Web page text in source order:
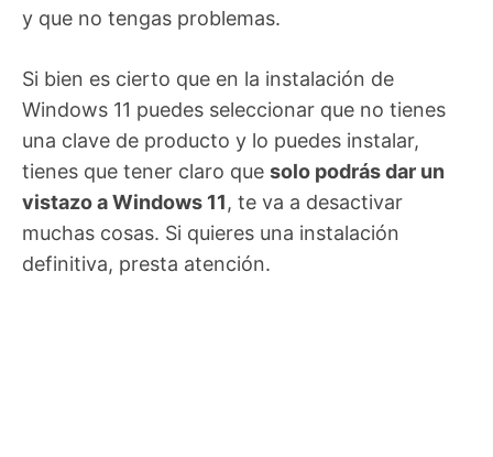
y que no tengas problemas.
Si bien es cierto que en la instalación de
Windows 11 puedes seleccionar que no tienes
una clave de producto y lo puedes instalar,
tienes que tener claro que solo podrás dar un
vistazo a Windows 11, te va a desactivar
muchas cosas. Si quieres una instalación
definitiva, presta atención.